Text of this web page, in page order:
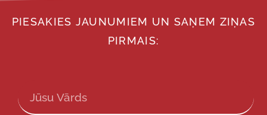
PIESAKIES JAUNUMIEM UN SAŅEM ZIŅAS
PIRMAIS: